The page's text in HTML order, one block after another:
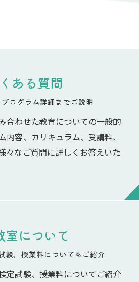
ある質問
ログラム詳細までご説明
合わせた教育についての一般的
内容、カリキュラム、受講料、
々なご質問に詳しくお答えいた
室について
験、授業料についてもご紹介
定試験、授業料についてご紹介